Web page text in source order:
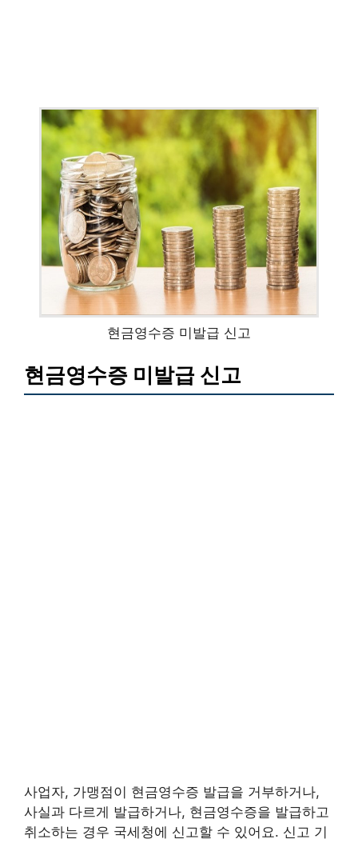
현금영수증 미발급 신고
현금영수증 미발급 신고
사업자, 가맹점이 현금영수증 발급을 거부하거나,
사실과 다르게 발급하거나, 현금영수증을 발급하고
취소하는 경우 국세청에 신고할 수 있어요. 신고 기